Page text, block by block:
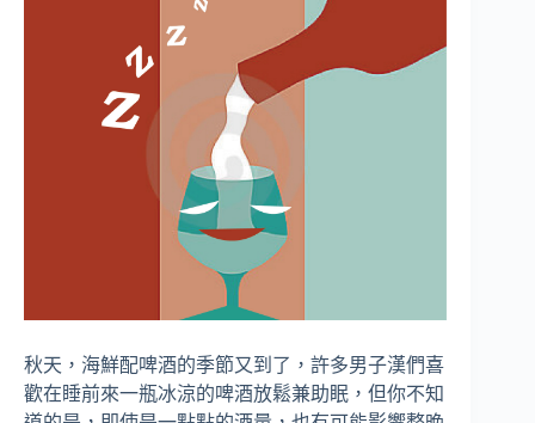
秋天，海鮮配啤酒的季節又到了，許多男子漢們喜
歡在睡前來一瓶冰涼的啤酒放鬆兼助眠，但你不知